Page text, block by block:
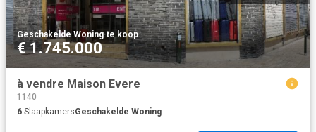
Geschakelde Woning·te koop
€ 1.745.000
à vendre Maison Evere
1140
6 SlaapkamersGeschakelde Woning